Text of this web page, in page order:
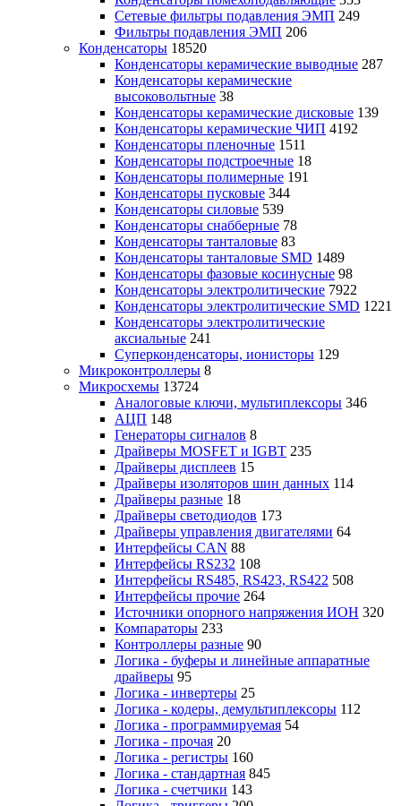
Сетевые фильтры подавления ЭМП 249
Фильтры подавления ЭМП 206
Конденсаторы 18520
Конденсаторы керамические выводные 287
Конденсаторы керамические
высоковольтные 38
Конденсаторы керамические дисковые 139
Конденсаторы керамические ЧИП 4192
Конденсаторы пленочные 1511
Конденсаторы подстроечные 18
Конденсаторы полимерные 191
Конденсаторы пусковые 344
Конденсаторы силовые 539
Конденсаторы снабберные 78
Конденсаторы танталовые 83
Конденсаторы танталовые SMD 1489
Конденсаторы фазовые косинусные 98
Конденсаторы электролитические 7922
Конденсаторы электролитические SMD 1221
Конденсаторы электролитические
аксиальные 241
Суперконденсаторы, ионисторы 129
Микроконтроллеры 8
Микросхемы 13724
Аналоговые ключи, мультиплексоры 346
АЦП 148
Генераторы сигналов 8
Драйверы MOSFET и IGBT 235
Драйверы дисплеев 15
Драйверы изоляторов шин данных 114
Драйверы разные 18
Драйверы светодиодов 173
Драйверы управления двигателями 64
Интерфейсы CAN 88
Интерфейсы RS232 108
Интерфейсы RS485, RS423, RS422 508
Интерфейсы прочие 264
Источники опорного напряжения ИОН 320
Компараторы 233
Контроллеры разные 90
Логика - буферы и линейные аппаратные
драйверы 95
Логика - инвертеры 25
Логика - кодеры, демультиплексоры 112
Логика - программируемая 54
Логика - прочая 20
Логика - регистры 160
Логика - стандартная 845
Логика - счетчики 143